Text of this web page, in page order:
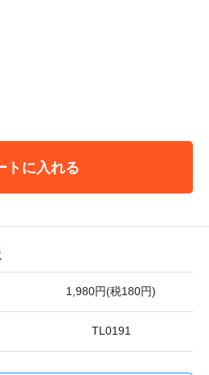
トに入れる
1,980円(税180円)
TL0191